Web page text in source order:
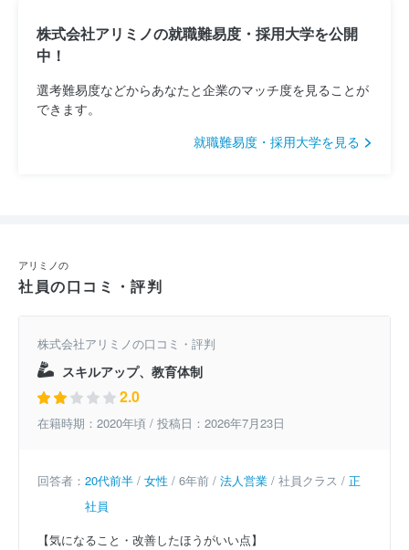
株式会社アリミノの就職難易度・採用大学を公開
中！
選考難易度などからあなたと企業のマッチ度を見ることが
できます。
就職難易度・採用大学を見る
アリミノの
社員の口コミ・評判
株式会社アリミノの口コミ・評判
スキルアップ、教育体制
2.0
在籍時期：2020年頃 / 投稿日：2026年7月23日
回答者： 20代前半 / 女性 / 6年前 / 法人営業 / 社員クラス / 正
社員
【気になること・改善したほうがいい点】